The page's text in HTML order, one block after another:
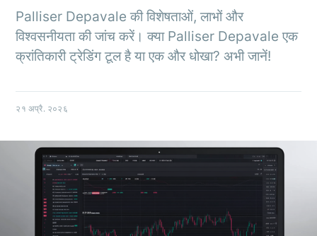
Palliser Depavale की विशेषताओं, लाभों और
विश्वसनीयता की जांच करें। क्या Palliser Depavale एक
क्रांतिकारी ट्रेडिंग टूल है या एक और धोखा? अभी जानें!
२१ अप्रै. २०२६